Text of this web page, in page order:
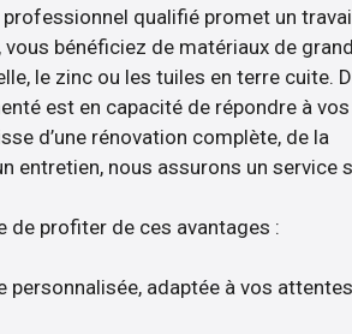
professionnel qualifié promet un
bénéficiez de matériaux de
le zinc ou les tuiles en terre cuite.
est en capacité de répondre à vos
d’une rénovation complète, de la
entretien, nous assurons un service
de profiter de ces avantages :
personnalisée, adaptée à vos